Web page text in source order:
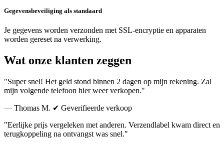
Gegevensbeveiliging als standaard
Je gegevens worden verzonden met SSL-encryptie en apparaten
worden gereset na verwerking.
Wat onze klanten zeggen
"Super snel! Het geld stond binnen 2 dagen op mijn rekening. Zal
mijn volgende telefoon hier weer verkopen."
— Thomas M. ✔ Geverifieerde verkoop
"Eerlijke prijs vergeleken met anderen. Verzendlabel kwam direct en
terugkoppeling na ontvangst was snel."